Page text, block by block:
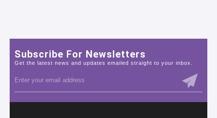
Subscribe For Newsletters
Get the latest news and updates emailed straight to your inbox.